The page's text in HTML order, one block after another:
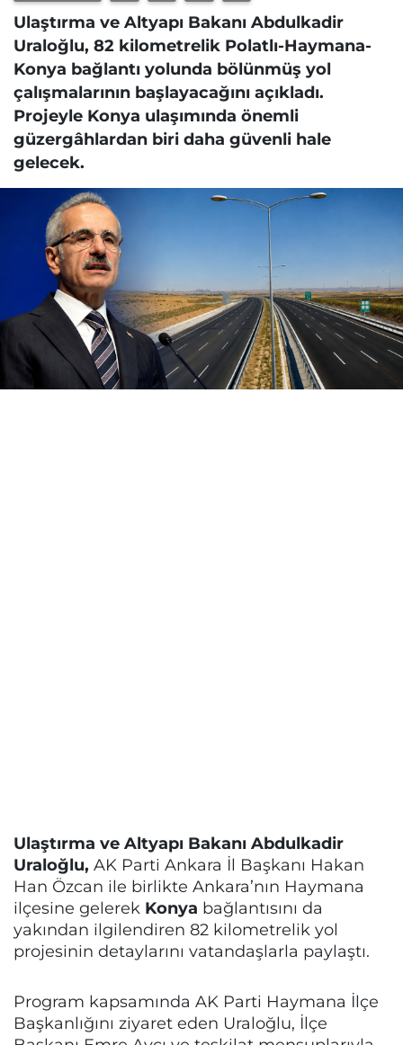
Ulaştırma ve Altyapı Bakanı Abdulkadir
Uraloğlu, 82 kilometrelik Polatlı-Haymana-
Konya bağlantı yolunda bölünmüş yol
çalışmalarının başlayacağını açıkladı.
Projeyle Konya ulaşımında önemli
güzergâhlardan biri daha güvenli hale
gelecek.
Ulaştırma ve Altyapı Bakanı Abdulkadir
Uraloğlu, AK Parti Ankara İl Başkanı Hakan
Han Özcan ile birlikte Ankara’nın Haymana
ilçesine gelerek Konya bağlantısını da
yakından ilgilendiren 82 kilometrelik yol
projesinin detaylarını vatandaşlarla paylaştı.
Program kapsamında AK Parti Haymana İlçe
Başkanlığını ziyaret eden Uraloğlu, İlçe